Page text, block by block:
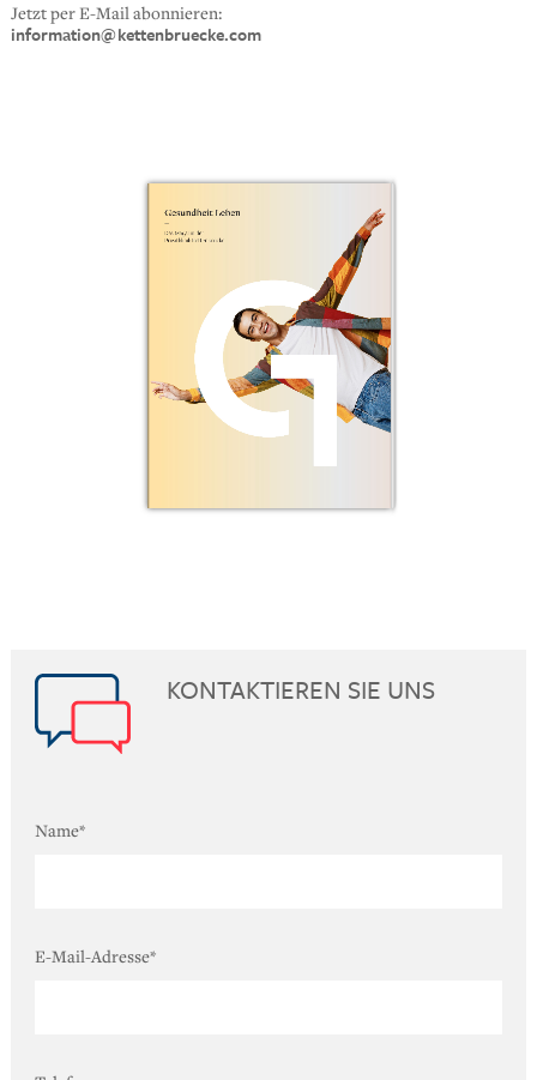
Jetzt per E-Mail abonnieren:
information@kettenbruecke.com
KONTAKTIEREN SIE UNS
Name*
E-Mail-Adresse*